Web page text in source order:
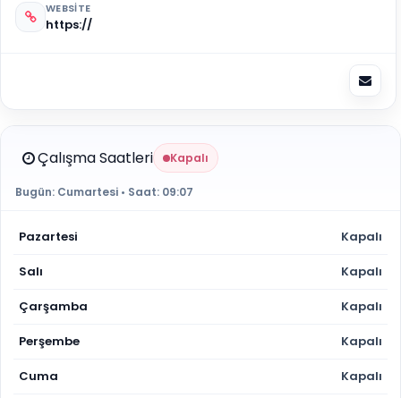
WEBSITE
https://
Çalışma Saatleri Kapalı
Bugün: Cumartesi • Saat: 09:07
Pazartesi Kapalı
Salı Kapalı
Çarşamba Kapalı
Perşembe Kapalı
Cuma Kapalı